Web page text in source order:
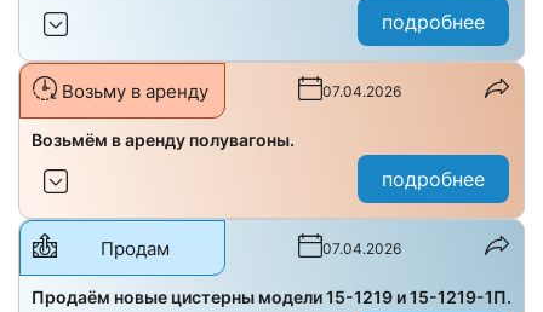
подробнее
Возьму в аренду 07.04.2026
Возьмём в аренду полувагоны.
подробнее
Продам 07.04.2026
Продаём новые цистерны модели 15-1219 и 15-1219-1П.